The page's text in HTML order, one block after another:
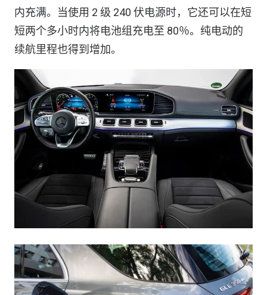
内充满。当使用 2 级 240 伏电源时，它还可以在短
短两个多小时内将电池组充电至 80％。纯电动的
续航里程也得到增加。